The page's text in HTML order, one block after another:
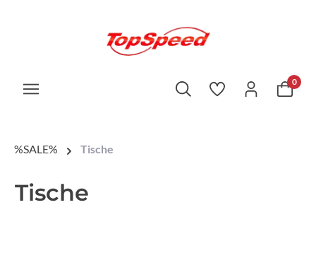
0
%SALE% Tische
Tische